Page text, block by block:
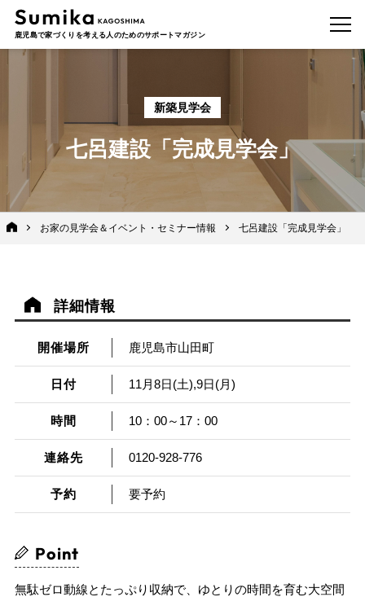
鹿児島で家づくりを考える人のためのサポートマガジン
新築見学会
七呂建設「完成見学会」
お家の見学会＆イベント・セミナー情報 七呂建設「完成見学会」
詳細情報
開催場所 鹿児島市山田町
日付 11月8日(土),9日(月)
時間 10：00～17：00
連絡先 0120-928-776
予約 要予約
Point
無駄ゼロ動線とたっぷり収納で、ゆとりの時間を育む大空間